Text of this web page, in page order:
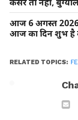
कैंसर तो नहीं,
आज 6 अगस्त 2026
आज का दिन शुभ है
RELATED TOPICS: